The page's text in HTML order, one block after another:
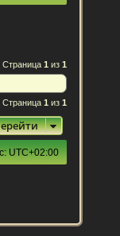
Страница 1 из 1
Страница 1 из 1
UTC+02:00